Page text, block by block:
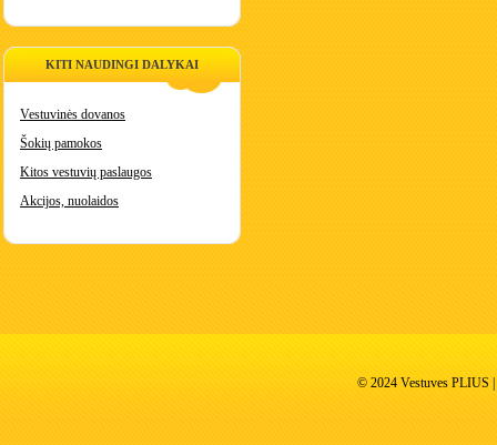
KITI NAUDINGI DALYKAI
Vestuvinės dovanos
Šokių pamokos
Kitos vestuvių paslaugos
Akcijos, nuolaidos
© 2024 Vestuves PLIUS